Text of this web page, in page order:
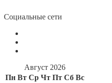
Социальные сети
Август 2026
Пн Вт Ср Чт Пт Сб Вс